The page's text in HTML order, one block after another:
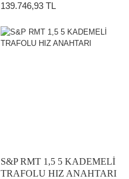
139.746,93 TL
S&P RMT 1,5 5 KADEMELİ
TRAFOLU HIZ ANAHTARI